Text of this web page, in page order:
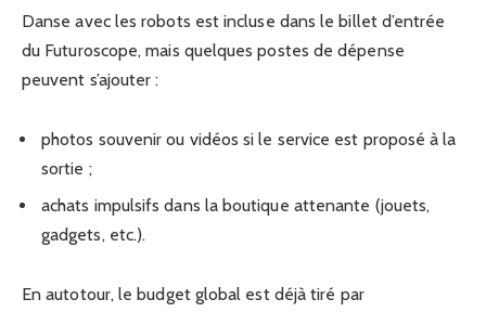
Danse avec les robots est incluse dans le billet d’entrée
du Futuroscope, mais quelques postes de dépense
peuvent s’ajouter :
photos souvenir ou vidéos si le service est proposé à la
sortie ;
achats impulsifs dans la boutique attenante (jouets,
gadgets, etc.).
En autotour, le budget global est déjà tiré par